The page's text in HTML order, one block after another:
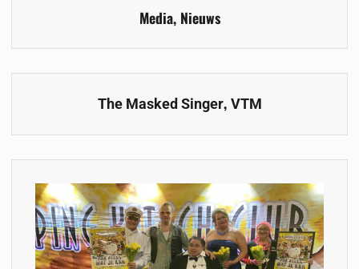
Media, Nieuws
The Masked Singer, VTM